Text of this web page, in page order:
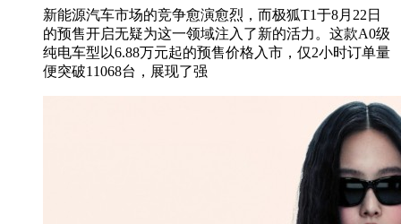
新能源汽车市场的竞争愈演愈烈，而极狐T1于8月22日
的预售开启无疑为这一领域注入了新的活力。这款A0级
纯电车型以6.88万元起的预售价格入市，仅2小时订单量
便突破11068台，展现了强